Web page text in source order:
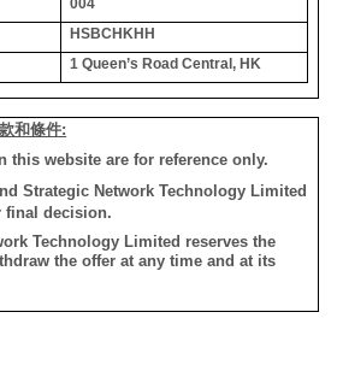
HSBCHKHH
1 Queen’s Road Central, HK
和條件:
this website are for reference only.
Strategic Network Technology Limited
final decision.
Technology Limited reserves the
the offer at any time and at its